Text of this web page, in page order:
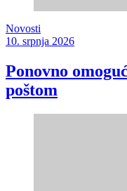
Novosti
10. srpnja 2026
Ponovno
poštom